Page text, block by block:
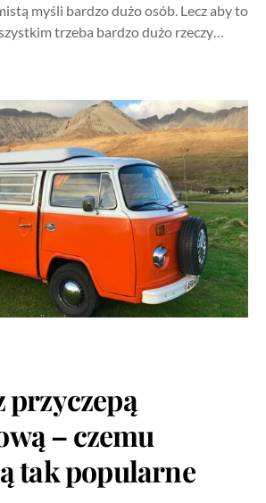
myśli bardzo dużo osób. Lecz aby to
trzeba bardzo dużo rzeczy…
przyczepą
– czemu
tak popularne